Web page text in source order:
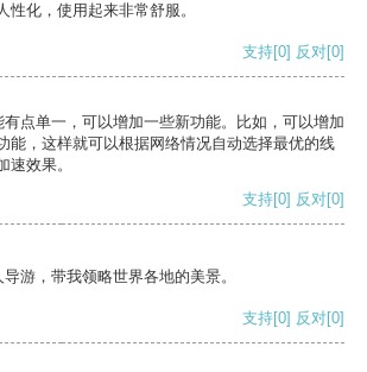
性化，使用起来非常舒服。
支持[0] 反对[0]
点单一，可以增加一些新功能。比如，可以增加
能，这样就可以根据网络情况自动选择最优的线
速效果。
支持[0] 反对[0]
游，带我领略世界各地的美景。
支持[0] 反对[0]